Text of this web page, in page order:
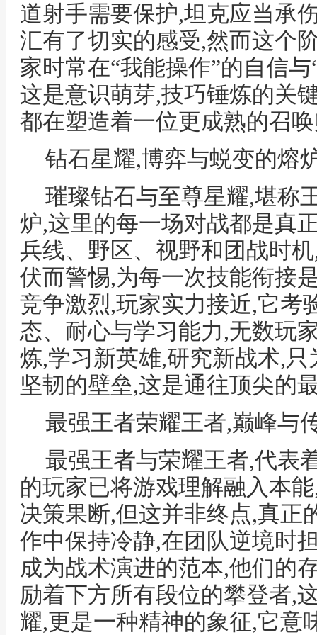
道射手需要保护,坦克应当承
汇有了切实的感受,然而这个
家时常在“我能操作”的自信
这是意识萌芽,技巧锤炼的关
都在塑造着一位更成熟的召
钻石星耀,博弈与蜕变的熔
璀璨钻石与至尊星耀,堪称
炉,这里的每一场对战都是真
兵线、野区、视野和团战时
伏而警惕,为每一次技能衔接
竞争激烈,玩家实力接近,它考
态、耐心与学习能力,无数玩
炼,学习新英雄,研究新战术,
坚韧的壁垒,这是通往顶尖的
最强王者荣耀王者,巅峰与
最强王者与荣耀王者,代表
的玩家已将游戏理解融入本
决策果断,但这并非终点,真正
作中保持冷静,在团队逆境时
成为战术演进的范本,他们的
励着下方所有段位的攀登者,
耀,更是一种精神的象征,它意